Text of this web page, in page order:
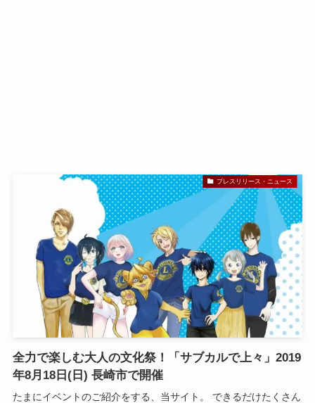
プレスリリース・ニュース
全力で楽しむ大人の文化祭！「サブカルで上々」2019
年8月18日(日) 長崎市で開催
たまにイベントのご紹介をする、当サイト。 できるだけたくさん